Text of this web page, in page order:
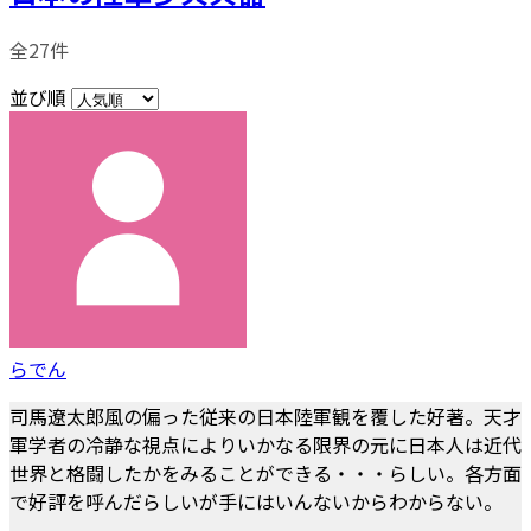
全27件
並び順
らでん
司馬遼太郎風の偏った従来の日本陸軍観を覆した好著。天才
軍学者の冷静な視点によりいかなる限界の元に日本人は近代
世界と格闘したかをみることができる・・・らしい。各方面
で好評を呼んだらしいが手にはいんないからわからない。